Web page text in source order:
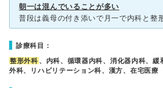
朝一は混んでいることが多い
診療科目：
整形外科 、内科、循環器内科、消化器内科、
外科、リハビリテーション科、漢方、在宅医療